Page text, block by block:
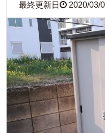
最終更新日 2020/03/